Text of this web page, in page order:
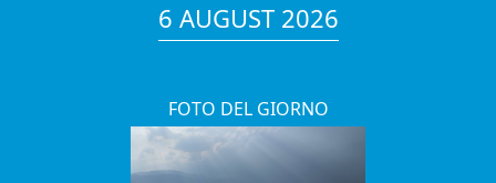
6 AUGUST 2026
FOTO DEL GIORNO